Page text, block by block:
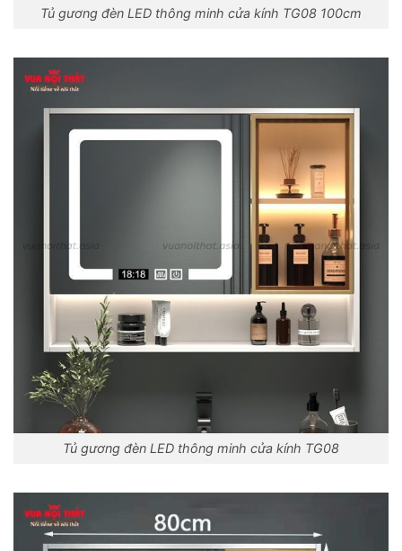
Tủ gương đèn LED thông minh cửa kính TG08 100cm
Tủ gương đèn LED thông minh cửa kính TG08